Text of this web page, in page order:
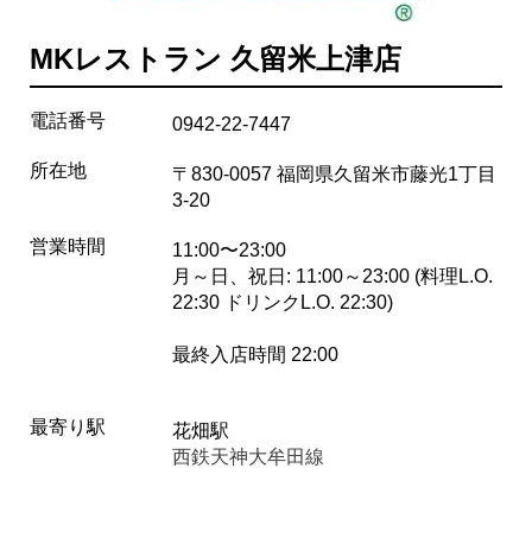
MKレストラン 久留米上津店
電話番号 0942-22-7447
所在地
〒830-0057 福岡県久留米市藤光1丁目
3-20
営業時間
11:00〜23:00
月～日、祝日: 11:00～23:00 (料理L.O.
22:30 ドリンクL.O. 22:30)
最終入店時間 22:00
最寄り駅
花畑駅
西鉄天神大牟田線